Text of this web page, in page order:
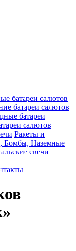
батареи салютов
батареи салютов
батареи
салютов
Ракеты и
Бомбы, Наземные
свечи